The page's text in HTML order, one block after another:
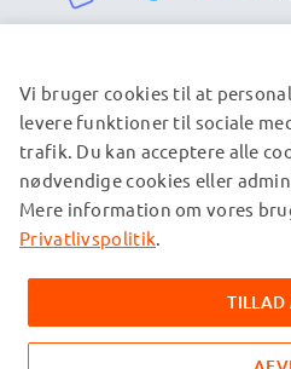
VORES
© subtel.dk 2026
Alle priser er inklusive moms og
forsendelsesomkostninger.
ejere og er nævnt på vores
oplysninger om vores produkter.
Vi bruger cookies til at
levere funktioner til sociale
trafik. Du kan acceptere alle
nødvendige cookies eller
Mere information om vores
Privatlivspolitik.
TILLAD